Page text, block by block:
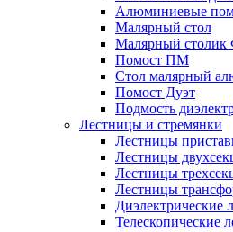
Алюминиевые
Малярный стол
Малярный
Помост ПМ
Стол малярный
Помост Дуэт
Подмость
Лестницы и стремянки
Лестницы
Лестницы
Лестницы
Лестницы
Диэлектрические
Телескопические